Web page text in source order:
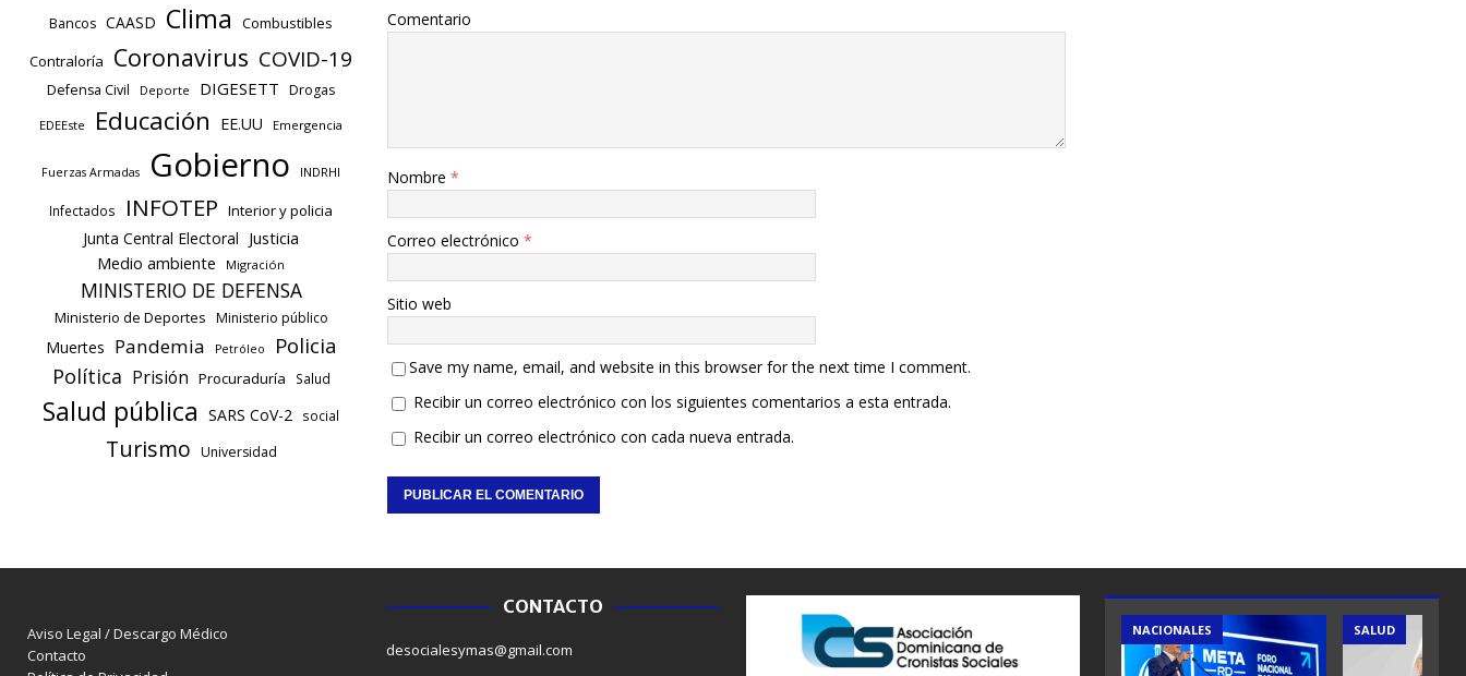
Comentario
Nombre *
Correo electrónico *
Sitio web
Save my name, email, and website in this browser for the next time I comment.
Recibir un correo electrónico con los siguientes comentarios a esta entrada.
Recibir un correo electrónico con cada nueva entrada.
Bancos CAASD Clima
Combustibles
Contraloría
Coronavirus COVID-19
Defensa Civil Deporte DIGESETT Drogas
EDEEste Educación EE.UU Emergencia
Fuerzas Armadas Gobierno INDRHI
Infectados INFOTEP Interior y policia
Junta Central Electoral Justicia
Medio ambiente Migración
MINISTERIO DE DEFENSA
Ministerio de Deportes Ministerio público
Muertes Pandemia Petróleo Policia
Política Prisión Procuraduría Salud
Salud pública SARS CoV-2 social
Turismo Universidad
Aviso Legal / Descargo Médico
Contacto
CONTACTO
desocialesymas@gmail.com
NACIONALES NACIONALES SALUD